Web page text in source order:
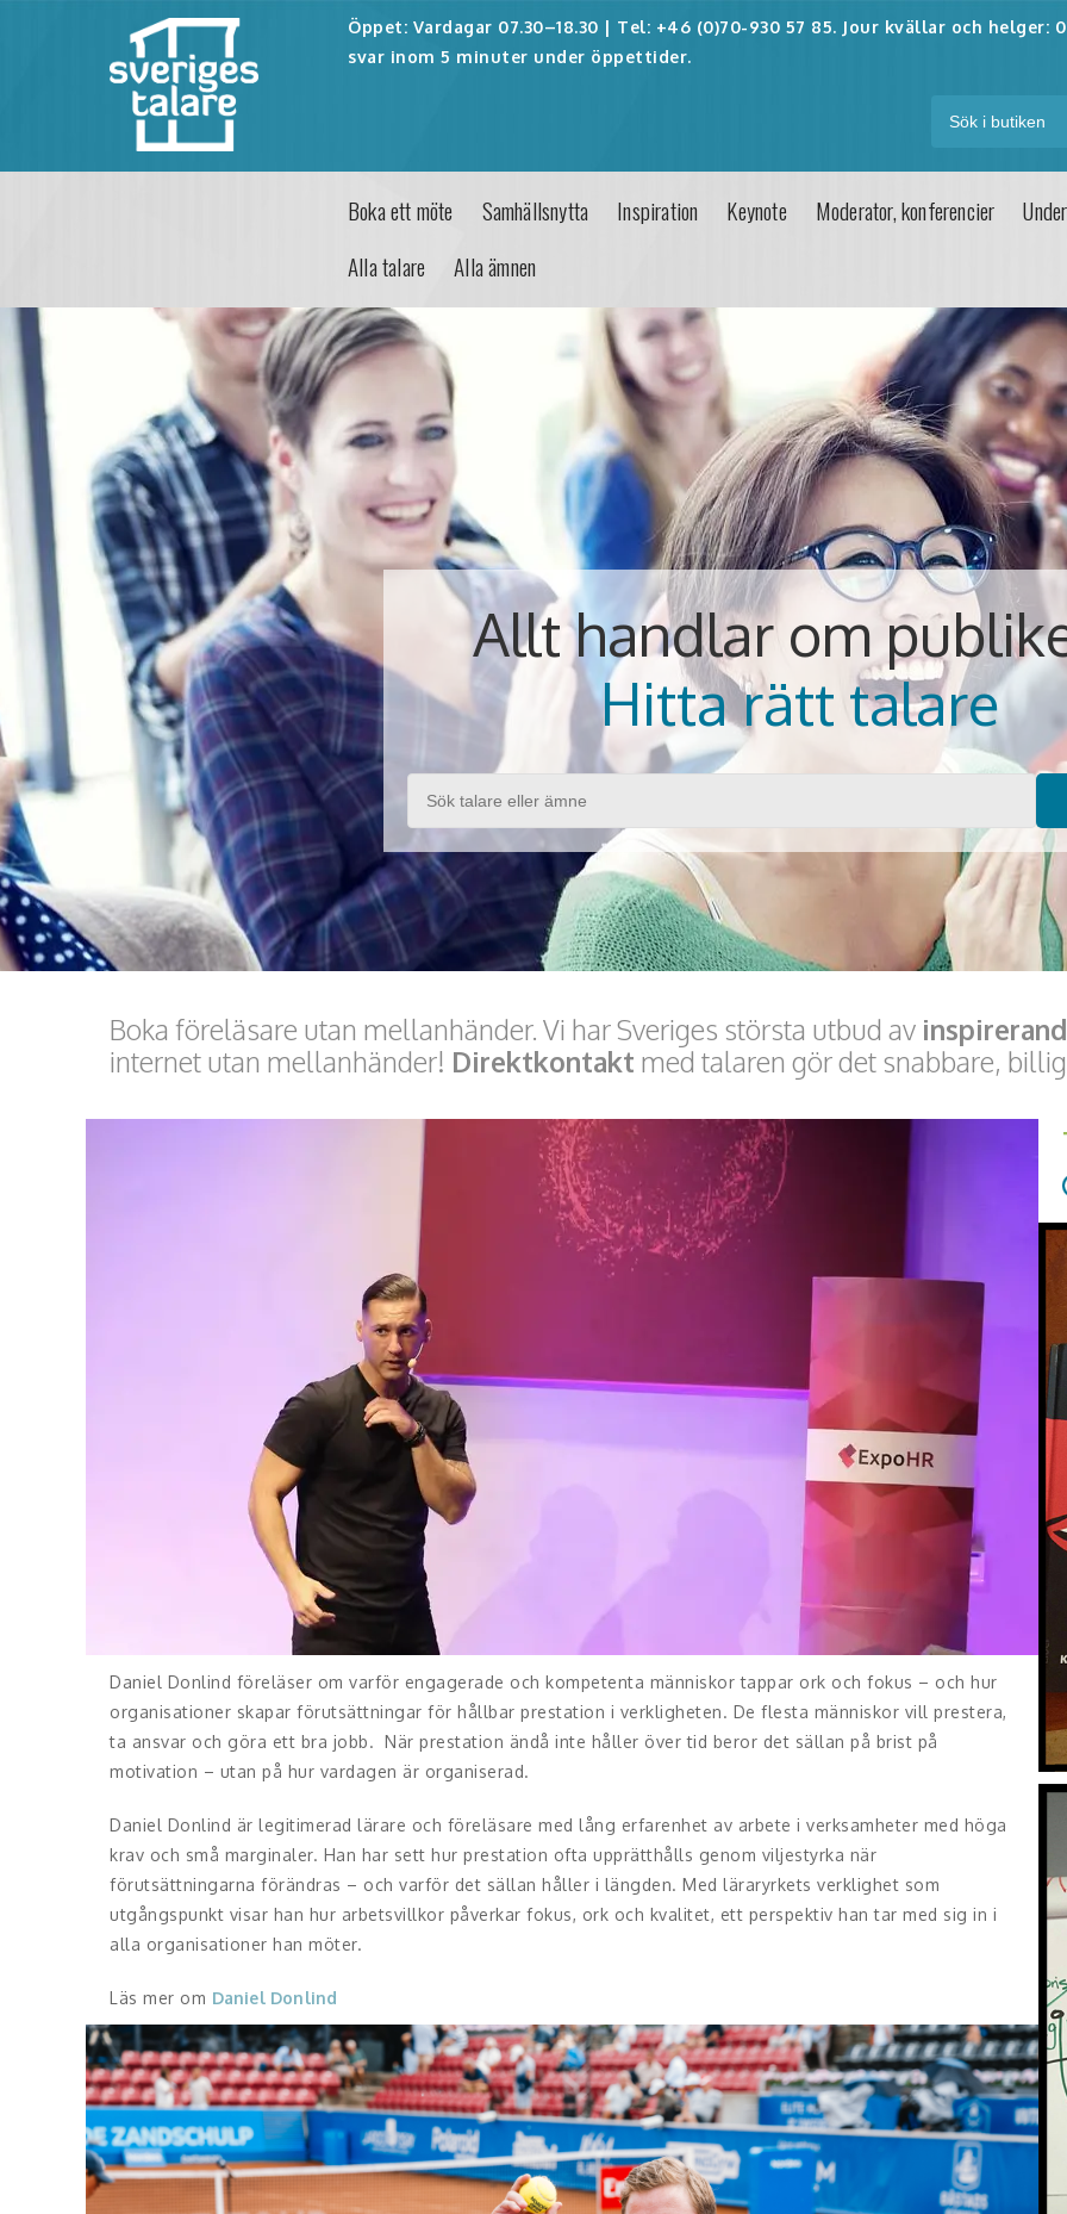
Öppet: Vardagar 07.30–18.30 | Tel: +46 (0)70-930 57 85. Jour kvällar och helger:
svar inom 5 minuter under öppettider.
Boka ett möte Samhällsnytta Inspiration Keynote Moderator, konferencier
Alla talare
Alla ämnen
Allt handlar om
Hitta rätt talare
Boka föreläsare utan mellanhänder. Vi har Sveriges största utbud av
internet utan mellanhänder! Direktkontakt med talaren gör det snabbare,
Daniel Donlind föreläser om varför engagerade och kompetenta människor tappar ork och fokus – och hur
organisationer skapar förutsättningar för hållbar prestation i verkligheten. De flesta människor vill prestera,
ta ansvar och göra ett bra jobb. När prestation ändå inte håller över tid beror det sällan på brist på
motivation – utan på hur vardagen är organiserad.
Daniel Donlind är legitimerad lärare och föreläsare med lång erfarenhet av arbete i verksamheter med höga
krav och små marginaler. Han har sett hur prestation ofta upprätthålls genom viljestyrka när
förutsättningarna förändras – och varför det sällan håller i längden. Med läraryrkets verklighet som
utgångspunkt visar han hur arbetsvillkor påverkar fokus, ork och kvalitet, ett perspektiv han tar med sig in i
alla organisationer han möter.
Läs mer om Daniel Donlind